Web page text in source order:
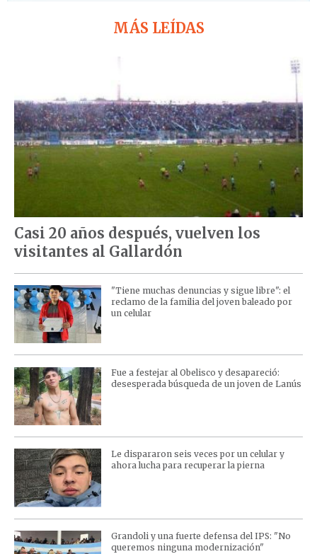
MÁS LEÍDAS
Casi 20 años después, vuelven los
visitantes al Gallardón
"Tiene muchas denuncias y sigue libre": el
reclamo de la familia del joven baleado por
un celular
Fue a festejar al Obelisco y desapareció:
desesperada búsqueda de un joven de Lanús
Le dispararon seis veces por un celular y
ahora lucha para recuperar la pierna
Grandoli y una fuerte defensa del IPS: "No
queremos ninguna modernización"